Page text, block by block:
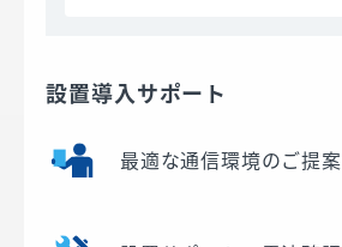
設置導入サポート
最適な通信環境のご提案